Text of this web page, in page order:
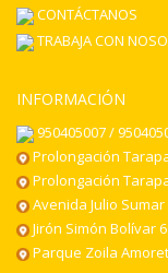
CONTÁCTANOS
TRABAJA CON
INFORMACIÓN
950405007 /
Prolongación
Prolongación
Avenida Julio Sumar
Jirón Simón Bolívar
Parque Zoila